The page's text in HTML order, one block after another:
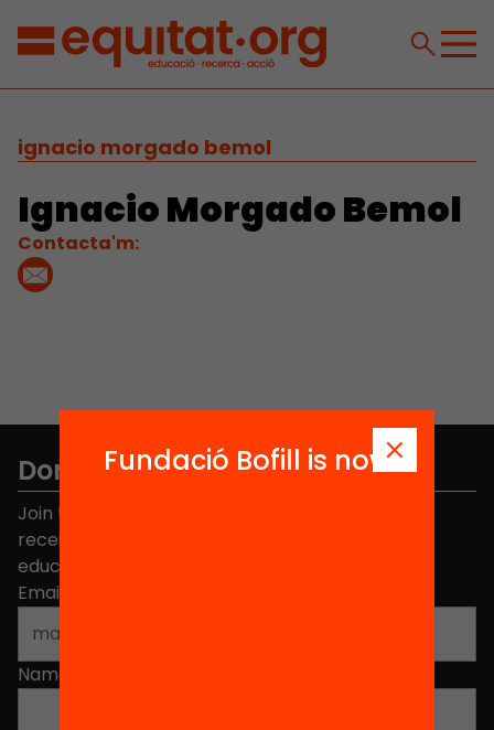
ignacio morgado bemol
Ignacio Morgado Bemol
Contacta'm:
Don't miss anything.
Join the more than 40,000 people who already
receive news about initiatives and projects for
educational change in Catalonia.
Email address
Name
Fundació Bofill is now